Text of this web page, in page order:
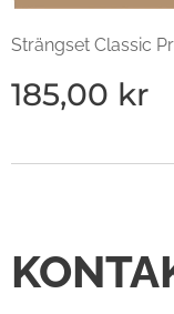
Strängset Classic
185,00 kr